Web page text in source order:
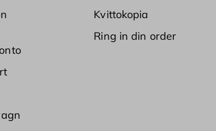
Kvittokopia
Ring in din order